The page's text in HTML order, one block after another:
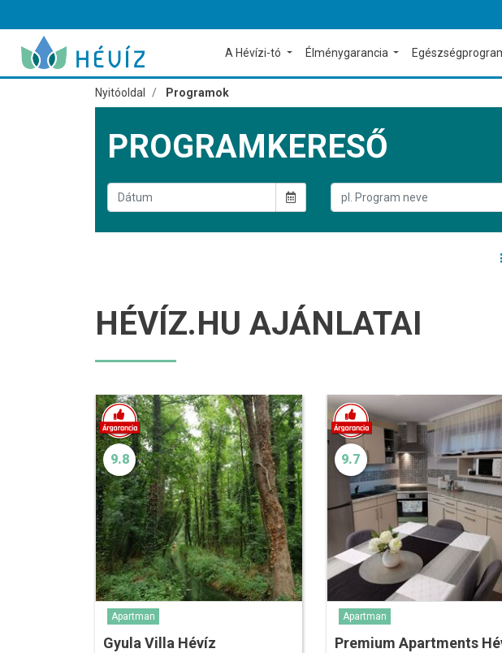
A Hévízi-tó Élménygarancia
Nyitóoldal Programok
PROGRAMKERESŐ
HÉVÍZ.HU AJÁNLATAI
9.8
Apartman
Gyula Villa Hévíz
9.7
Apartman
Premium Apartments